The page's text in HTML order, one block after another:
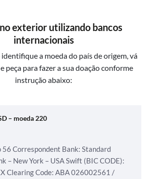
exterior utilizando bancos
internacionais
a moeda do país de origem, vá
peça para fazer a sua doação conforme
instrução abaixo:
– moeda 220
56 Correspondent Bank: Standard
– New York – USASwift (BIC CODE):
Clearing Code: ABA 026002561 /